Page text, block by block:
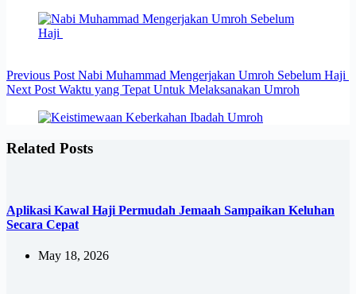
Previous Post Nabi Muhammad Mengerjakan Umroh Sebelum Haji
Next Post Waktu yang Tepat Untuk Melaksanakan Umroh
Related Posts
Aplikasi Kawal Haji Permudah Jemaah Sampaikan Keluhan
Secara Cepat
May 18, 2026